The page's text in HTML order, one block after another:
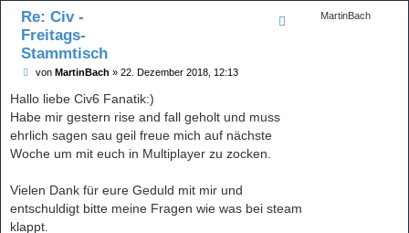
MartinBach
Re: Civ -
Freitags-
Stammtisch
B
i
t
r
a
g
von MartinBach » 22. Dezember 2018, 12:13
Hallo liebe Civ6 Fanatik:)
Habe mir gestern rise and fall geholt und muss
ehrlich sagen sau geil freue mich auf nächste
Woche um mit euch in Multiplayer zu zocken.
Vielen Dank für eure Geduld mit mir und
entschuldigt bitte meine Fragen wie was bei steam
klappt.